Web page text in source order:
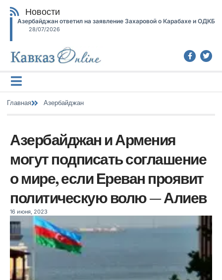
Новости
Азербайджан ответил на заявление Захаровой о Карабахе и ОДКБ
28/07/2026
Главная Азербайджан
Азербайджан и Армения
могут подписать соглашение
о мире, если Ереван проявит
политическую волю — Алиев
16 июня, 2023